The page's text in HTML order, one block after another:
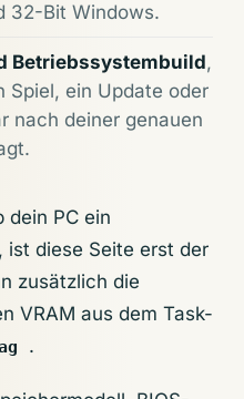
32-Bit Windows.
Betriebssystembuild,
Spiel, ein Update oder
nach deiner genauen
dein PC ein
ist diese Seite erst der
zusätzlich die
VRAM aus dem Task-
.